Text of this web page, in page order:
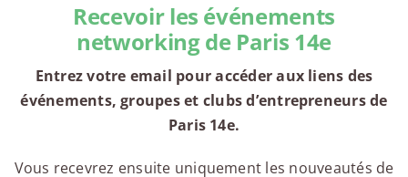
Recevoir les événements
networking de Paris 14e
Entrez votre email pour accéder aux liens des
événements, groupes et clubs d’entrepreneurs de
Paris 14e.
Vous recevrez ensuite uniquement les nouveautés de